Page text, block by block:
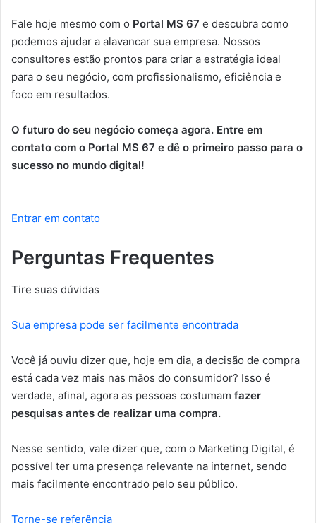
Fale hoje mesmo com o Portal MS 67 e descubra como
podemos ajudar a alavancar sua empresa. Nossos
consultores estão prontos para criar a estratégia ideal
para o seu negócio, com profissionalismo, eficiência e
foco em resultados.
O futuro do seu negócio começa agora. Entre em
contato com o Portal MS 67 e dê o primeiro passo para o
sucesso no mundo digital!
Entrar em contato
Perguntas Frequentes
Tire suas dúvidas
Sua empresa pode ser facilmente encontrada
Você já ouviu dizer que, hoje em dia, a decisão de compra
está cada vez mais nas mãos do consumidor? Isso é
verdade, afinal, agora as pessoas costumam fazer
pesquisas antes de realizar uma compra.
Nesse sentido, vale dizer que, com o Marketing Digital, é
possível ter uma presença relevante na internet, sendo
mais facilmente encontrado pelo seu público.
Torne-se referência